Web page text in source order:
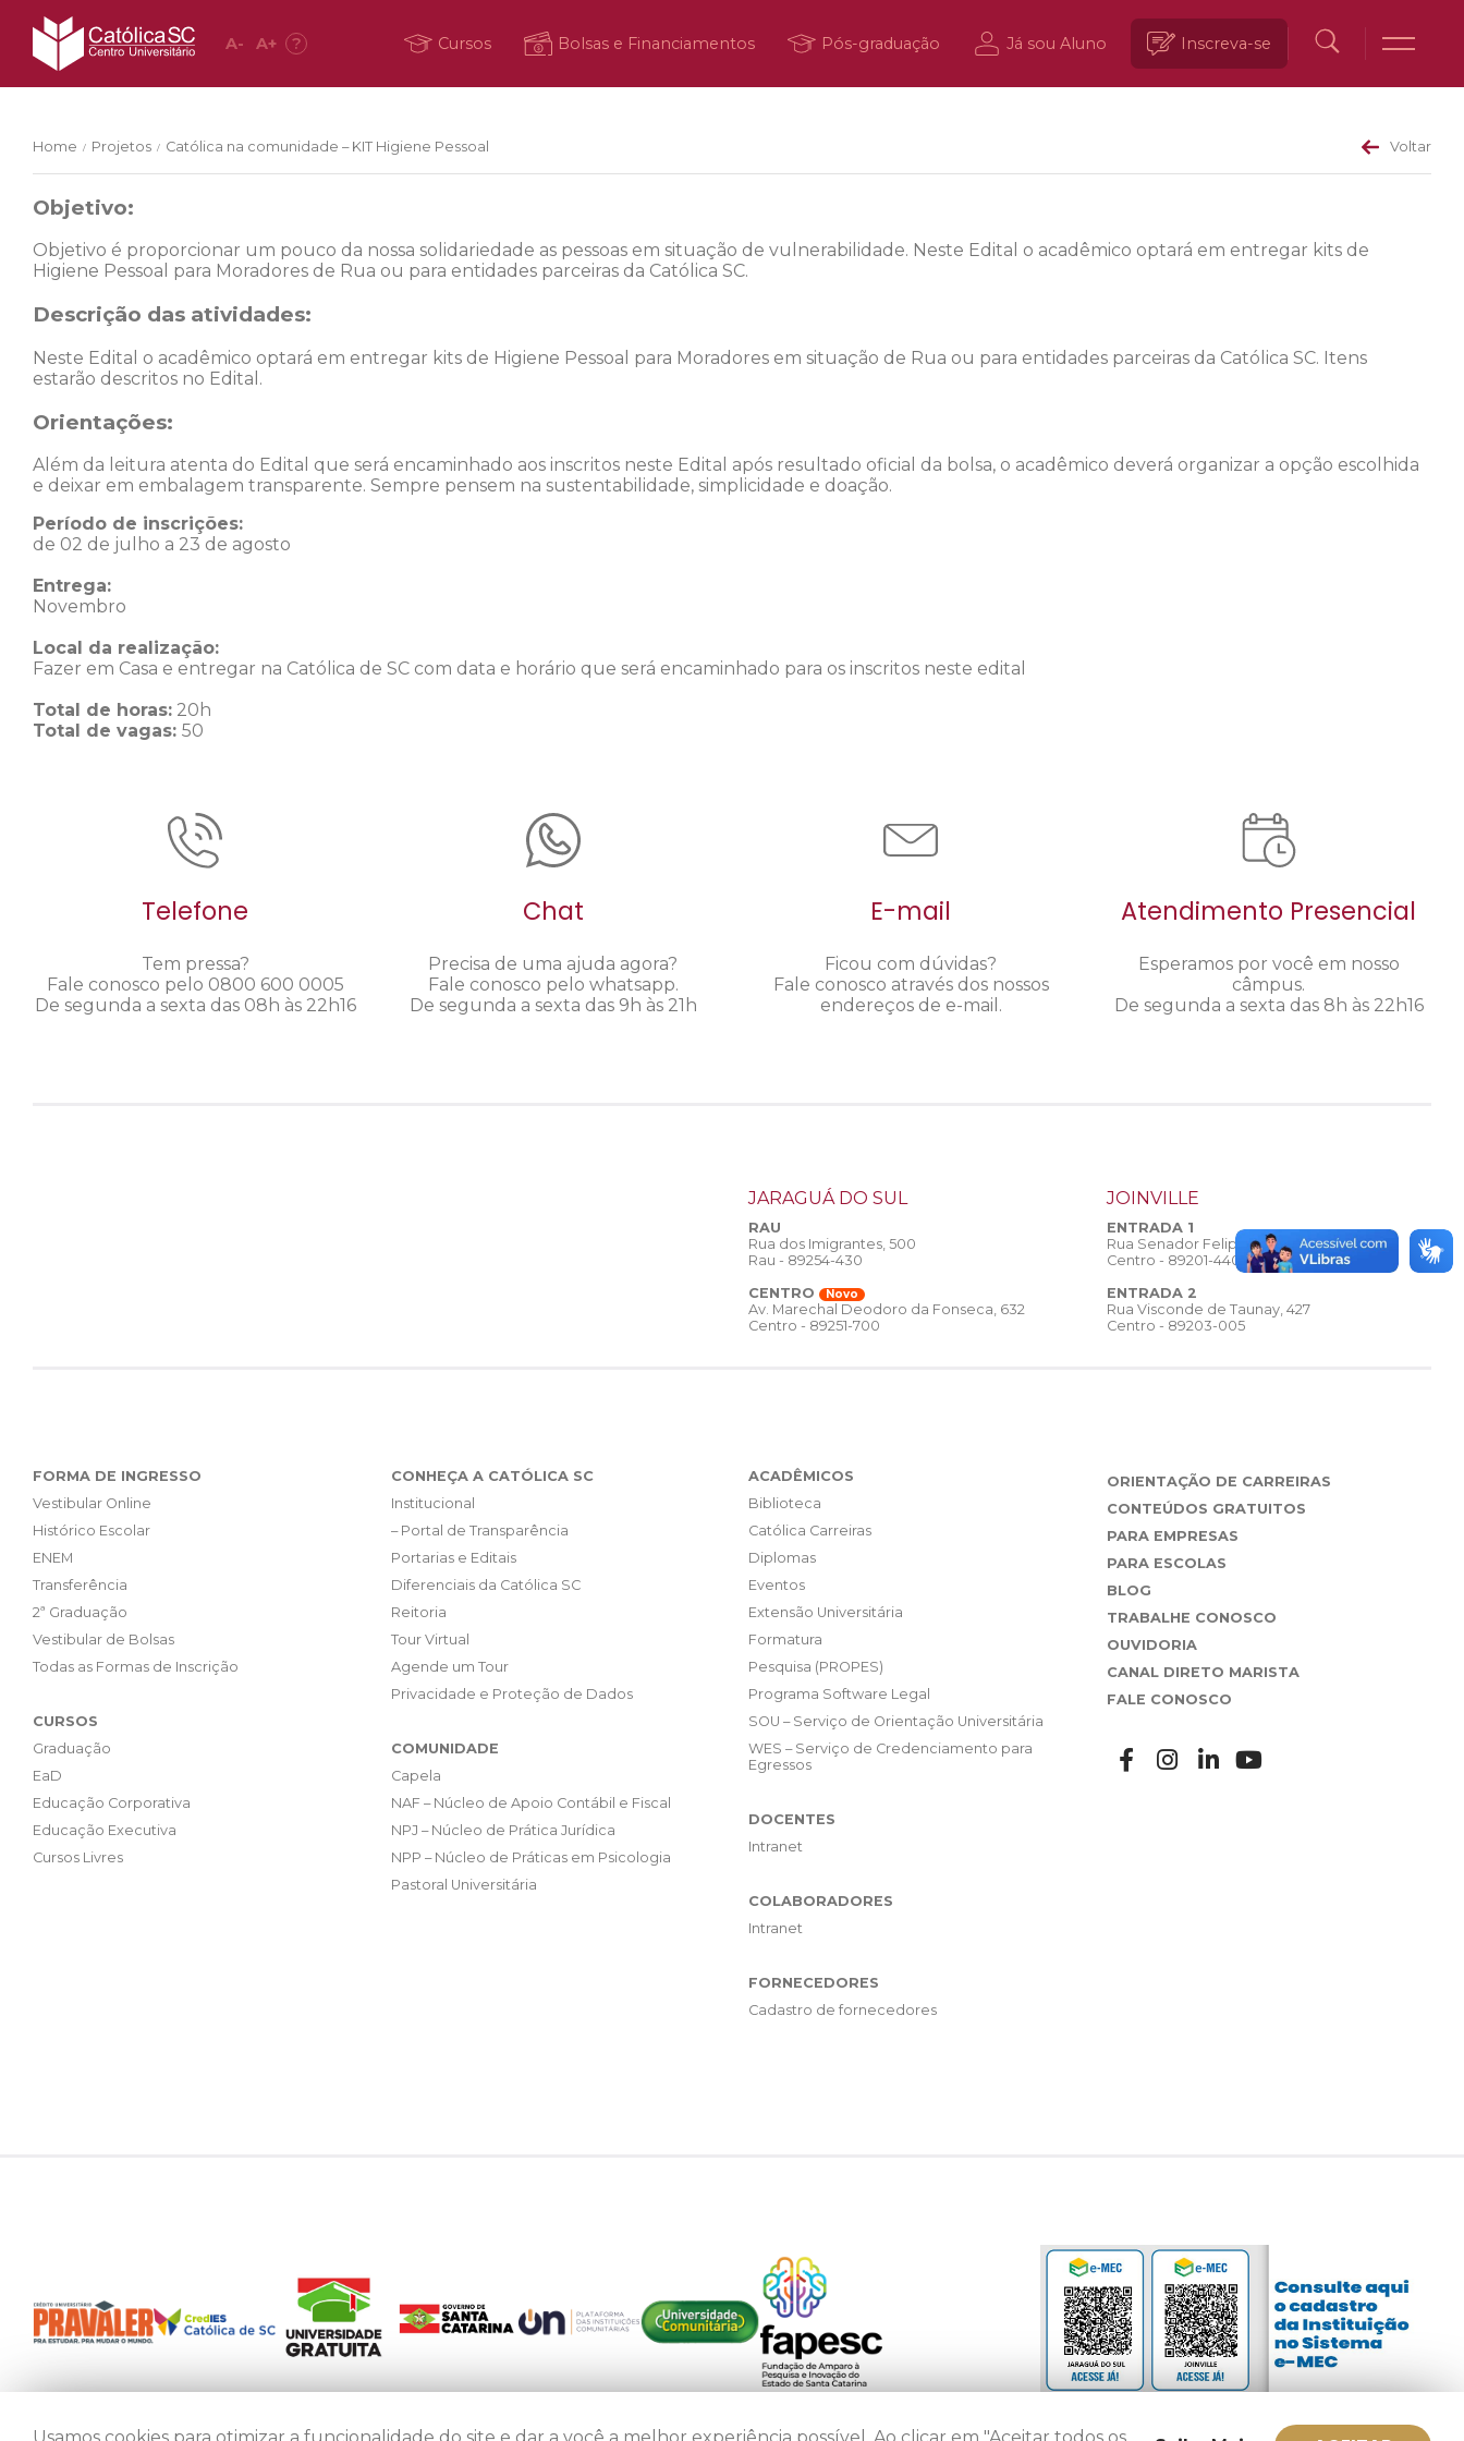
A- A+ ? Cursos Bolsas e Financiamentos Pós-graduação Já sou Aluno Inscreva-se
Home / Projetos / Católica na comunidade – KIT Higiene Pessoal Voltar
Objetivo:
Objetivo é proporcionar um pouco da nossa solidariedade as pessoas em situação de vulnerabilidade. Neste Edital o acadêmico optará em entregar kits de
Higiene Pessoal para Moradores de Rua ou para entidades parceiras da Católica SC.
Descrição das atividades:
Neste Edital o acadêmico optará em entregar kits de Higiene Pessoal para Moradores em situação de Rua ou para entidades parceiras da Católica SC. Itens
estarão descritos no Edital.
Orientações:
Além da leitura atenta do Edital que será encaminhado aos inscritos neste Edital após resultado oficial da bolsa, o acadêmico deverá organizar a opção escolhida
e deixar em embalagem transparente. Sempre pensem na sustentabilidade, simplicidade e doação.
Período de inscrições:
de 02 de julho a 23 de agosto
Entrega:
Novembro
Local da realização:
Fazer em Casa e entregar na Católica de SC com data e horário que será encaminhado para os inscritos neste edital
Total de horas: 20h
Total de vagas: 50
Telefone
Tem pressa?
Fale conosco pelo 0800 600 0005
De segunda a sexta das 08h às 22h16
Chat
Precisa de uma ajuda agora?
Fale conosco pelo whatsapp.
De segunda a sexta das 9h às 21h
E-mail
Ficou com dúvidas?
Fale conosco através dos nossos
endereços de e-mail.
Atendimento Presencial
Esperamos por você em nosso
câmpus.
De segunda a sexta das 8h às 22h16
JARAGUÁ DO SUL
RAU
Rua dos Imigrantes, 500
Rau - 89254-430
CENTRO
Novo
Av. Marechal Deodoro da Fonseca, 632
Centro - 89251-700
JOINVILLE
ENTRADA 1
Rua Senador Felipe Schmidt, 308
Centro - 89201-440
ENTRADA 2
Rua Visconde de Taunay, 427
Centro - 89203-005
FORMA DE INGRESSO
Vestibular Online
Histórico Escolar
ENEM
Transferência
2ª Graduação
Vestibular de Bolsas
Todas as Formas de Inscrição
CURSOS
Graduação
EaD
Educação Corporativa
Educação Executiva
Cursos Livres
CONHEÇA A CATÓLICA SC
Institucional
– Portal de Transparência
Portarias e Editais
Diferenciais da Católica SC
Reitoria
Tour Virtual
Agende um Tour
Privacidade e Proteção de Dados
COMUNIDADE
Capela
NAF – Núcleo de Apoio Contábil e Fiscal
NPJ – Núcleo de Prática Jurídica
NPP – Núcleo de Práticas em Psicologia
Pastoral Universitária
ACADÊMICOS
Biblioteca
Católica Carreiras
Diplomas
Eventos
Extensão Universitária
Formatura
Pesquisa (PROPES)
Programa Software Legal
SOU – Serviço de Orientação Universitária
WES – Serviço de Credenciamento para
Egressos
DOCENTES
Intranet
COLABORADORES
Intranet
FORNECEDORES
Cadastro de fornecedores
ORIENTAÇÃO DE CARREIRAS
CONTEÚDOS GRATUITOS
PARA EMPRESAS
PARA ESCOLAS
BLOG
TRABALHE CONOSCO
OUVIDORIA
CANAL DIRETO MARISTA
FALE CONOSCO